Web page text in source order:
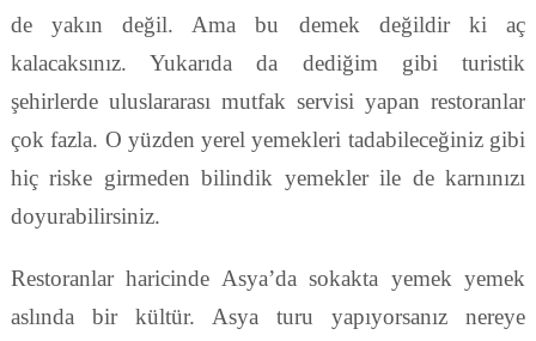
de yakın değil. Ama bu demek değildir ki aç
kalacaksınız. Yukarıda da dediğim gibi turistik
şehirlerde uluslararası mutfak servisi yapan restoranlar
çok fazla. O yüzden yerel yemekleri tadabileceğiniz gibi
hiç riske girmeden bilindik yemekler ile de karnınızı
doyurabilirsiniz.
Restoranlar haricinde Asya’da sokakta yemek yemek
aslında bir kültür. Asya turu yapıyorsanız nereye